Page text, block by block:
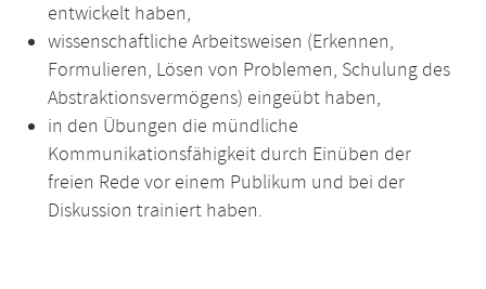
entwickelt haben,
wissenschaftliche Arbeitsweisen (Erkennen,
Formulieren, Lösen von Problemen, Schulung des
Abstraktionsvermögens) eingeübt haben,
in den Übungen die mündliche
Kommunikationsfähigkeit durch Einüben der
freien Rede vor einem Publikum und bei der
Diskussion trainiert haben.